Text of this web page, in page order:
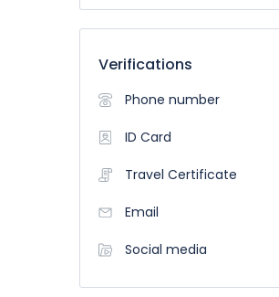
Verifications
Phone number
ID Card
Travel Certificate
Email
Social media